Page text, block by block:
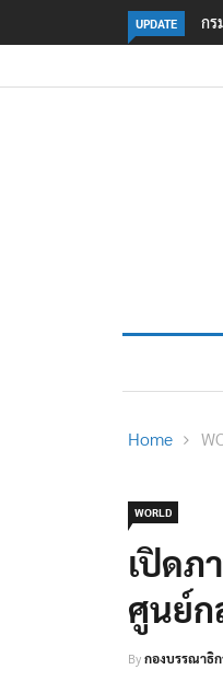
UPDATE แม่
Home
WORLD
เปิดภ
ศูนย์ก
Byกองบรรณาธิก